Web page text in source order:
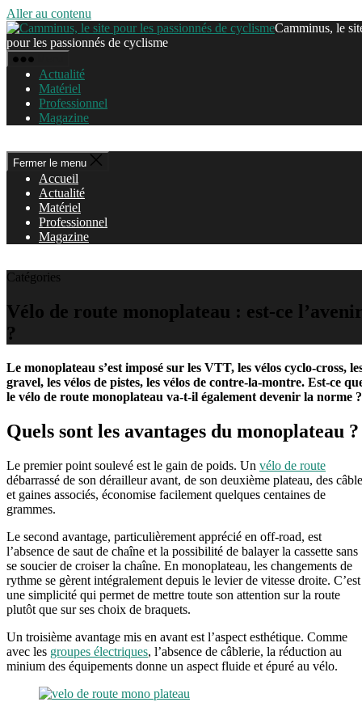
Aller au contenu
Camminus, le
pour les passionnés de cyclisme
Actualité
Matériel
Professionnel
Magazine
Fermer le menu
Accueil
Actualité
Matériel
Professionnel
Magazine
Catégories
Vélo de route monoplateau : est-ce
?
Le monoplateau s’est imposé sur les VTT, les vélos cyclo-cross,
gravel, les vélos de pistes, les vélos de contre-la-montre. Est-ce
le vélo de route monoplateau va-t-il également devenir la norme ?
Quels sont les avantages du monoplateau ?
Le premier point soulevé est le gain de poids. Un vélo de route
débarrassé de son dérailleur avant, de son deuxième plateau, des
et gaines associés, économise facilement quelques centaines de
grammes.
Le second avantage, particulièrement apprécié en off-road, est
l’absence de saut de chaîne et la possibilité de balayer la cassette sans
se soucier de croiser la chaîne. En monoplateau, les changements de
rythme se gèrent intégralement depuis le levier de vitesse droite. C’est
une simplicité qui permet de mettre toute son attention sur la route
plutôt que sur ses choix de braquets.
Un troisième avantage mis en avant est l’aspect esthétique. Comme
avec les groupes électriques, l’absence de câblerie, la réduction au
minium des équipements donne un aspect fluide et épuré au vélo.